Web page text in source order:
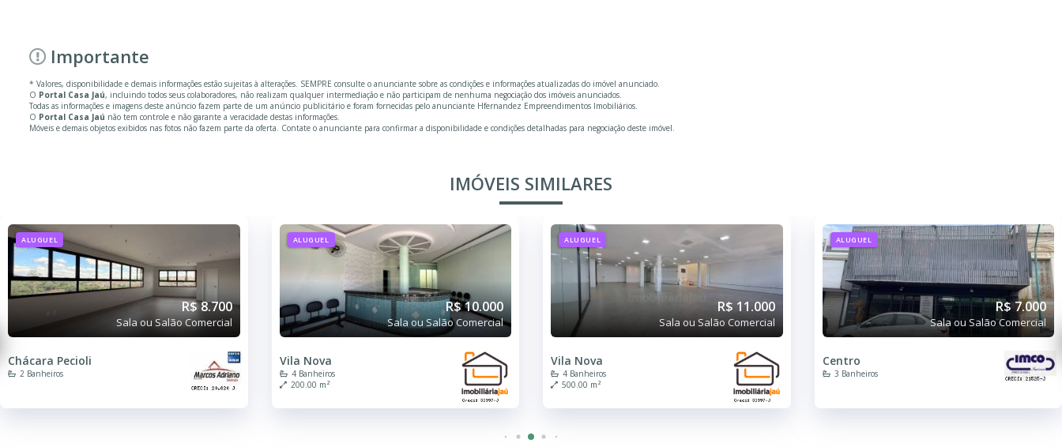
Importante
* Valores, disponibilidade e demais informações estão sujeitas à alterações. SEMPRE consulte o anunciante sobre as condições e informações atualizadas do imóvel anunciado.
O Portal Casa Jaú, incluindo todos seus colaboradores, não realizam qualquer intermediação e não participam de nenhuma negociação dos imóveis anunciados.
Todas as informações e imagens deste anúncio fazem parte de um anúncio publicitário e foram fornecidas pelo anunciante Hfernandez Empreendimentos Imobiliários.
O Portal Casa Jaú não tem controle e não garante a veracidade destas informações.
Móveis e demais objetos exibidos nas fotos não fazem parte da oferta. Contate o anunciante para confirmar a disponibilidade e condições detalhadas para negociação deste imóvel.
IMÓVEIS SIMILARES
ALUGUEL
R$ 8.700
Sala ou Salão Comercial
Chácara Pecioli
2 Banheiros
ALUGUEL
R$ 10.000
Sala ou Salão Comercial
Vila Nova
4 Banheiros
200.00 m²
ALUGUEL
R$ 11.000
Sala ou Salão Comercial
Vila Nova
4 Banheiros
500.00 m²
ALUGUEL
R$ 7.000
Sala ou Salão Comercial
Centro
3 Banheiros